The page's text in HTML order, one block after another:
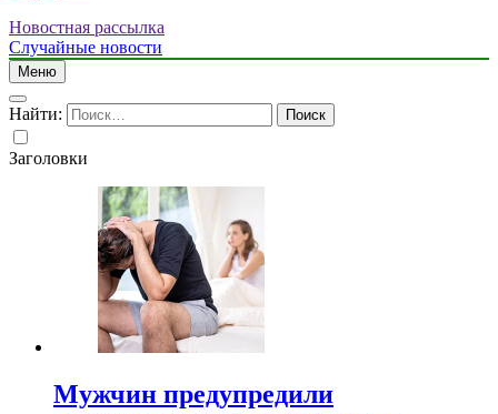
Новостная рассылка
Случайные новости
Меню
Найти:
Заголовки
Мужчин предупредили